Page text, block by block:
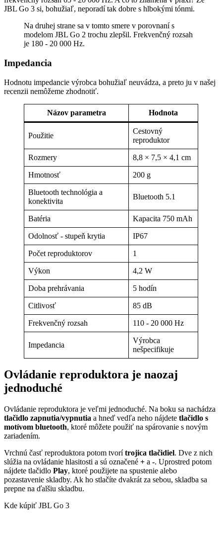
JBL Go 3 si, bohužiaľ, neporadí tak dobre s hlbokými tónmi.
Na druhej strane sa v tomto smere v porovnaní s
modelom JBL Go 2 trochu zlepšil. Frekvenčný rozsah
je 180 - 20 000 Hz.
Impedancia
Hodnotu impedancie výrobca bohužiaľ neuvádza, a preto ju v našej
recenzii nemôžeme zhodnotiť.
Názov parametra Hodnota
Použitie
Cestovný
reproduktor
Rozmery 8,8 × 7,5 × 4,1 cm
Hmotnosť 200 g
Bluetooth technológia a
konektivita
Bluetooth 5.1
Batéria Kapacita 750 mAh
Odolnosť - stupeň krytia IP67
Počet reproduktorov 1
Výkon 4,2 W
Doba prehrávania 5 hodín
Citlivosť 85 dB
Frekvenčný rozsah 110 - 20 000 Hz
Impedancia
Výrobca
nešpecifikuje
Ovládanie reproduktora je naozaj
jednoduché
Ovládanie reproduktora je veľmi jednoduché. Na boku sa nachádza
tlačidlo zapnutia/vypnutia a hneď vedľa neho nájdete tlačidlo s
motívom bluetooth, ktoré môžete použiť na spárovanie s novým
zariadením.
Vrchnú časť reproduktora potom tvorítrojica tlačidiel. Dve z nich
slúžia na ovládanie hlasitosti a sú označené + a -. Uprostred potom
nájdete tlačidlo Play, ktoré použijete na spustenie alebo
pozastavenie skladby. Ak ho stlačíte dvakrát za sebou, skladba sa
prepne na ďalšiu skladbu.
Kde kúpiť JBL Go 3